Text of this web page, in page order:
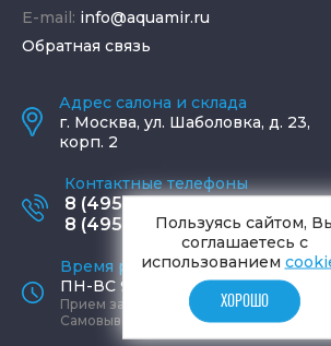
E-mail: info@aquamir.ru
Обратная связь
Адрес салона и склада
г. Москва, ул. Шаболовка, д. 23,
корп. 2
Контактные телефоны
8 (495) 795-77-65
8 (495) 797-11-67
Время работы офиса
ПН-ВС 9:00 - 19:00
Прием заказов круглосуточно
Самовывоз ПН-СБ 9-19, ВС 12-17
Пользуясь сайтом,
соглашаетесь с
использованием
ХОРОШО